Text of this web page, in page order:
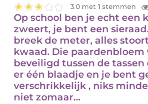
3.0 met 1 stemmen
Op school ben je echt een
zweert, je bent een
breek de meter, alles
kwaad. Die
beveiligd tussen de tassen
er één blaadje en je bent
verschrikkelijk , niks
niet zomaar…